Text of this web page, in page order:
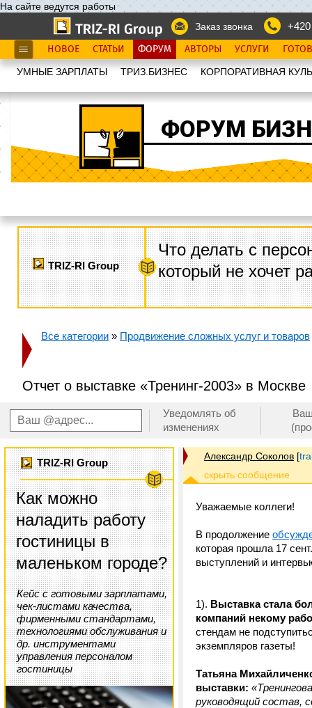
На сайте ведутся работы
Заказ звонка
НОВОЕ СТАТЬИ ФОРУМ АВТОРЫ УСЛУГИ
УМНЫЕ ЗАРПЛАТЫ ТРИЗ.БИЗНЕС КОРПОРАТИВНАЯ
ФОРУМ
TRIZ-RI Group
Что делать с
который не хочет
Все категории » Продвижение сложных услуг и товаров
Отчет о выставке «Тренинг-2003» в Москве
Уведомлять об
изменениях
TRIZ-RI Group
Как можно
наладить работу
гостиницы в
маленьком городе?
Кейс с готовыми зарплатами,
чек-листами качества,
фирменными стандартами,
технологиями обслуживания и
др. инструментами
управления персоналом
гостиницы
Александр Соколов [
Уважаемые коллеги!
В продолжение
которая прошла 17
выступлений и
1). Выставка стала
компаний некому
стендам не
экземпляров газеты!
Татьяна
выставки:
руководящий состав,